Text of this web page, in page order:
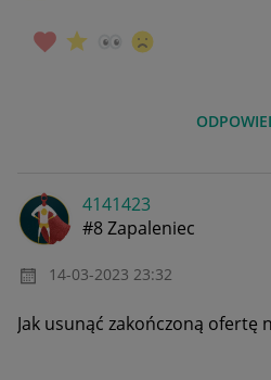
4141423
#8 Zapaleniec
‎14-03-2023 23:32
Jak usunąć zakończoną ofertę